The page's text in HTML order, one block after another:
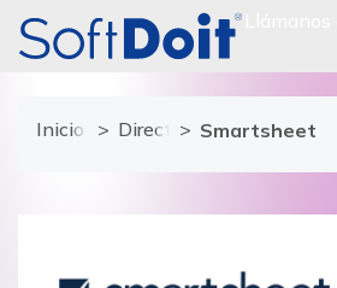
Inicio Directorio de proveedores
Smartsheet